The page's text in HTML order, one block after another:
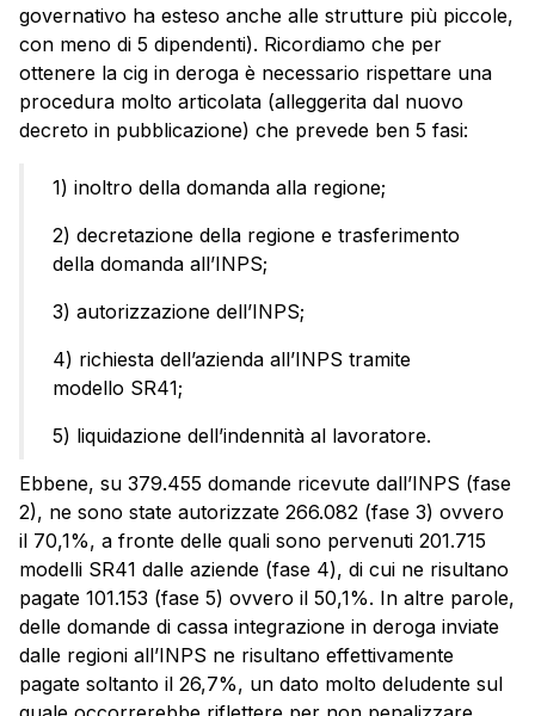
governativo ha esteso anche alle strutture più piccole,
con meno di 5 dipendenti). Ricordiamo che per
ottenere la cig in deroga è necessario rispettare una
procedura molto articolata (alleggerita dal nuovo
decreto in pubblicazione) che prevede ben 5 fasi:
1) inoltro della domanda alla regione;
2) decretazione della regione e trasferimento
della domanda all’INPS;
3) autorizzazione dell’INPS;
4) richiesta dell’azienda all’INPS tramite
modello SR41;
5) liquidazione dell’indennità al lavoratore.
Ebbene, su 379.455 domande ricevute dall’INPS (fase
2), ne sono state autorizzate 266.082 (fase 3) ovvero
il 70,1%, a fronte delle quali sono pervenuti 201.715
modelli SR41 dalle aziende (fase 4), di cui ne risultano
pagate 101.153 (fase 5) ovvero il 50,1%. In altre parole,
delle domande di cassa integrazione in deroga inviate
dalle regioni all’INPS ne risultano effettivamente
pagate soltanto il 26,7%, un dato molto deludente sul